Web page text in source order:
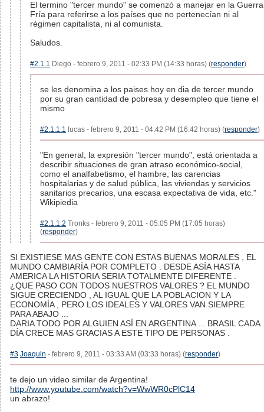
El termino "tercer mundo" se comenzó a manejar en la Guerra
Fría para referirse a los países que no pertenecían ni al
régimen capitalista, ni al comunista.
Saludos.
#2.1.1 Diego - febrero 9, 2011 - 02:33 PM (14:33 horas) (responder)
se les denomina a los paises hoy en dia de tercer mundo
por su gran cantidad de pobresa y desempleo que tiene el
mismo
#2.1.1.1 lucas - febrero 9, 2011 - 04:42 PM (16:42 horas) (responder)
"En general, la expresión "tercer mundo", está orientada a
describir situaciones de gran atraso económico-social,
como el analfabetismo, el hambre, las carencias
hospitalarias y de salud pública, las viviendas y servicios
sanitarios precarios, una escasa expectativa de vida, etc."
Wikipiedia
#2.1.1.2 Tronks - febrero 9, 2011 - 05:05 PM (17:05 horas)
(responder)
SI EXISTIESE MAS GENTE CON ESTAS BUENAS MORALES , EL
MUNDO CAMBIARÍA POR COMPLETO . DESDE ASÍA HASTA
AMERICA LA HISTORIA SERIA TOTALMENTE DIFERENTE .
¿QUE PASO CON TODOS NUESTROS VALORES ? EL MUNDO
SIGUE CRECIENDO , AL IGUAL QUE LA POBLACION Y LA
ECONOMÍA , PERO LOS IDEALES Y VALORES VAN SIEMPRE
PARA ABAJO ...
DARIA TODO POR ALGUIEN ASÍ EN ARGENTINA ... BRASIL CADA
DÍA CRECE MAS GRACIAS A ESTE TIPO DE PERSONAS .
#3 Joaquin - febrero 9, 2011 - 03:33 AM (03:33 horas) (responder)
te dejo un video similar de Argentina!
http://www.youtube.com/watch?v=WwWR0cPlC14
un abrazo!